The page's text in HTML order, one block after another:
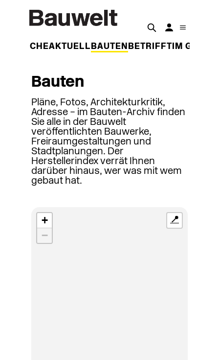
WOCHEAKTUELL BAUTEN BETRIFFT IM
Bauten
Pläne, Fotos, Architekturkritik,
Adresse – im Bauten-Archiv finden
Sie alle in der Bauwelt
veröffentlichten Bauwerke,
Freiraumgestaltungen und
Stadtplanungen. Der
Herstellerindex verrät Ihnen
darüber hinaus, wer was mit wem
gebaut hat.
+
−
📍